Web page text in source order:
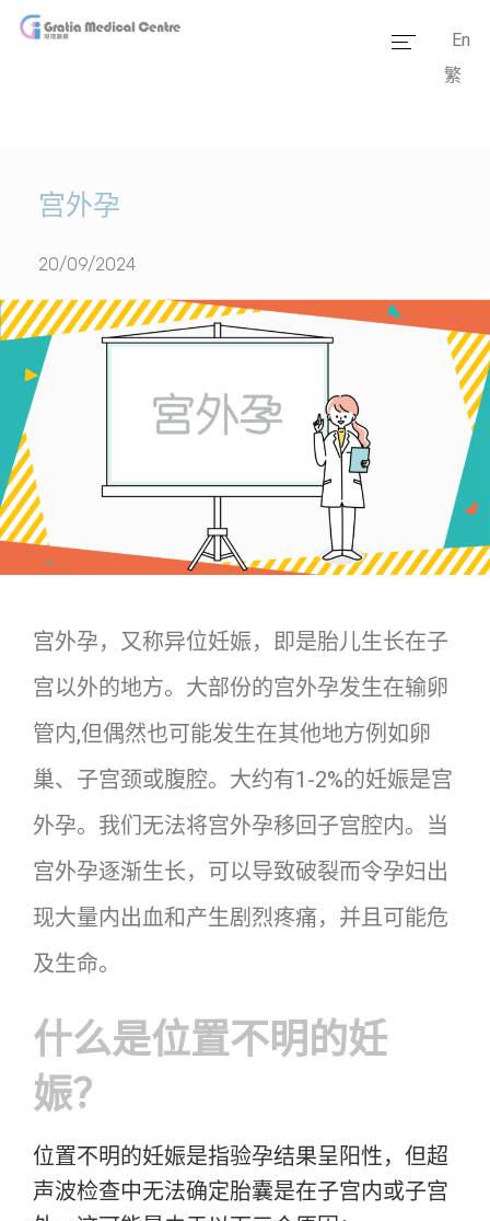
传媒报道
医疗设备
En
繁
宫外孕
20/09/2024
宫外孕，又称异位妊娠，即是胎儿生长在子
宫以外的地方。大部份的宫外孕发生在输卵
管内,但偶然也可能发生在其他地方例如卵
巢、子宫颈或腹腔。大约有1-2%的妊娠是宫
外孕。我们无法将宫外孕移回子宫腔内。当
宫外孕逐渐生长，可以导致破裂而令孕妇出
现大量内出血和产生剧烈疼痛，并且可能危
及生命。
什么是位置不明的妊
娠？
位置不明的妊娠是指验孕结果呈阳性，但超
声波检查中无法确定胎囊是在子宫内或子宫